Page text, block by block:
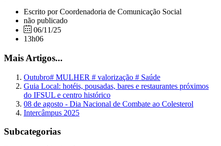
Escrito por Coordenadoria de Comunicação Social
não publicado
06/11/25
13h06
Mais Artigos...
Outubro# MULHER # valorização # Saúde
Guia Local: hotéis, pousadas, bares e restaurantes próximos
do IFSUL e centro histórico
08 de agosto - Dia Nacional de Combate ao Colesterol
Intercâmpus 2025
Subcategorias